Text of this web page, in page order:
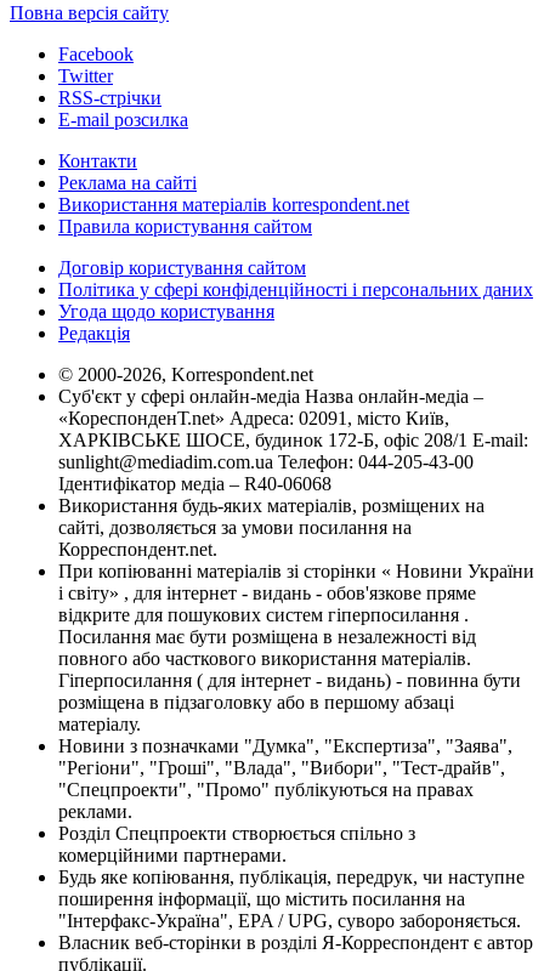
Повна версія сайту
Facebook
Twitter
RSS-стрічки
E-mail розсилка
Контакти
Реклама на сайті
Використання матеріалів korrespondent.net
Правила користування сайтом
Договір користування сайтом
Політика у сфері конфіденційності і персональних даних
Угода щодо користування
Редакція
© 2000-2026, Korrespondent.net
Суб'єкт у сфері онлайн-медіа Назва онлайн-медіа –
«КореспонденТ.net» Адреса: 02091, місто Київ,
ХАРКІВСЬКЕ ШОСЕ, будинок 172-Б, офіс 208/1 E-mail:
sunlight@mediadim.com.ua Телефон: 044-205-43-00
Ідентифікатор медіа – R40-06068
Використання будь-яких матеріалів, розміщених на
сайті, дозволяється за умови посилання на
Корреспондент.net.
При копіюванні матеріалів зі сторінки « Новини України
і світу» , для інтернет - видань - обов'язкове пряме
відкрите для пошукових систем гіперпосилання .
Посилання має бути розміщена в незалежності від
повного або часткового використання матеріалів.
Гіперпосилання ( для інтернет - видань) - повинна бути
розміщена в підзаголовку або в першому абзаці
матеріалу.
Новини з позначками "Думка", "Експертиза", "Заява",
"Регіони", "Гроші", "Влада", "Вибори", "Тест-драйв",
"Спецпроекти", "Промо" публікуються на правах
реклами.
Розділ Спецпроекти створюється спільно з
комерційними партнерами.
Будь яке копіювання, публікація, передрук, чи наступне
поширення інформації, що містить посилання на
"Інтерфакс-Україна", EPA / UPG, суворо забороняється.
Власник веб-сторінки в розділі Я-Корреспондент є автор
публікації.